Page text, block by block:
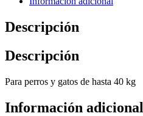
Descripción
Descripción
Para perros y gatos de hasta 40 kg
Información adicional